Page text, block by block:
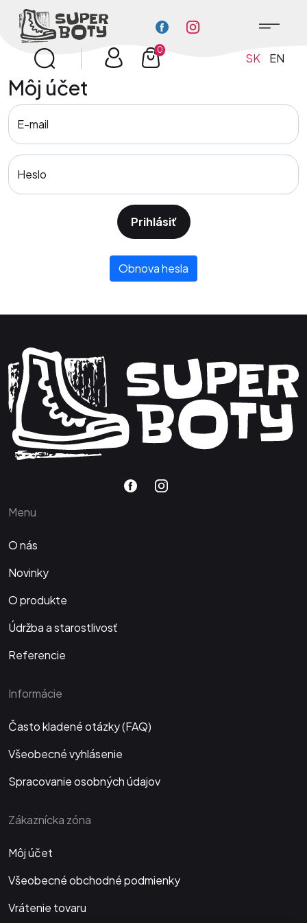
0
SK EN
Môj účet
E-mail
Heslo
Prihlásiť
Obnova hesla
Menu
O nás
Novinky
O produkte
Údržba a starostlivosť
Referencie
Informácie
Často kladené otázky (FAQ)
Všeobecné vyhlásenie
Spracovanie osobných údajov
Zákaznícka zóna
Môj účet
Všeobecné obchodné podmienky
Vrátenie tovaru